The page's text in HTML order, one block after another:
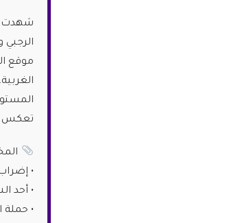
شهدت
موقع
تعكس
•
• أحد الشهيدين هو
• حملة